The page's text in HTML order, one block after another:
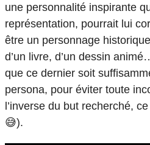
une personnalité inspirante
représentation, pourrait lui
être un personnage
d’un livre, d’un dessin
que ce dernier soit
persona, pour éviter toute
l’inverse du but recherché,
😅).